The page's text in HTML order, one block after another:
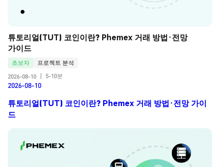
튜토리얼(TUT) 코인이란? Phemex 거래 방법·전망
가이드
초보자
프로젝트 분석
2026-08-10
5-10분
2026-08-10
튜토리얼(TUT) 코인이란? Phemex 거래 방법·전망 가이
드